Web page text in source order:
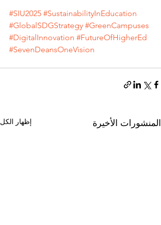
#SIU2025 #SustainabilityInEducation
#GlobalSDGStrategy #GreenCampuses
#DigitalInnovation #FutureOfHigherEd
#SevenDeansOneVision
المنشورات الأخيرة إظهار الكل